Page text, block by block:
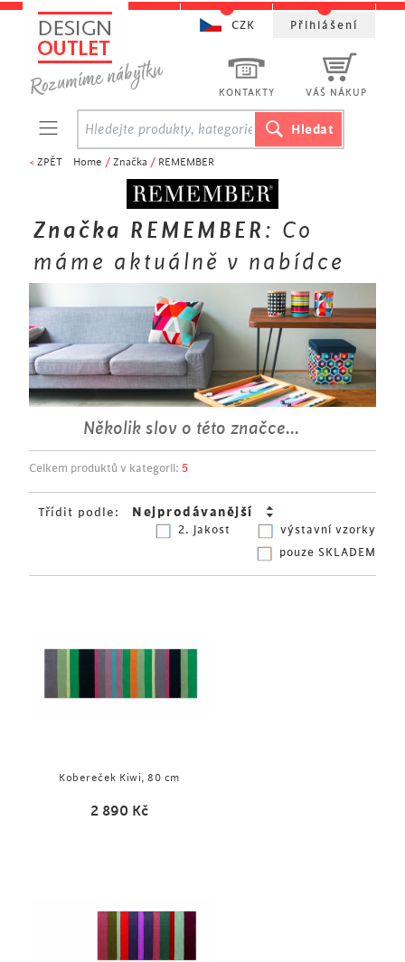
< ZPĚT Home / Značka / REMEMBER
Značka REMEMBER : Co
máme aktuálně v nabídce
Několik slov o této značce...
Celkem produktů v kategorii: 5
Třídit podle:
výstavní vzorky
2. jakost
pouze SKLADEM
Kobereček Kiwi, 80 cm
2 890 Kč
KONTAKTY VÁŠ NÁKUP
CZK Přihlášení